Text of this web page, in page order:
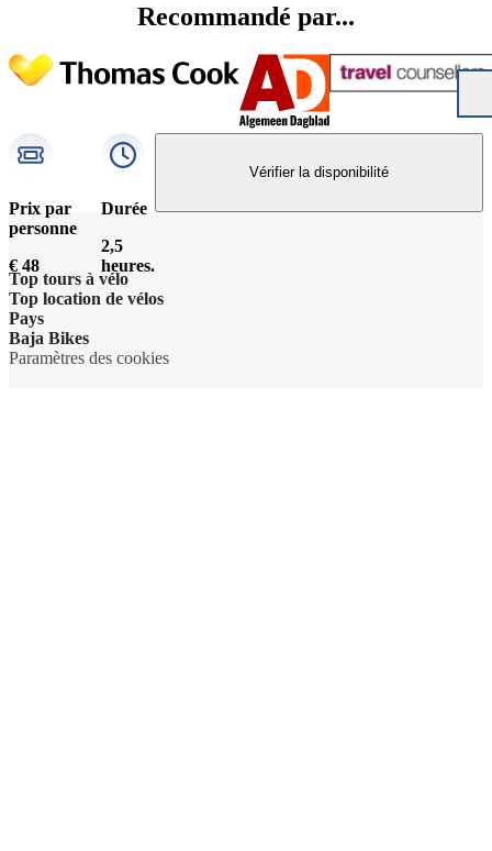
Recommandé par...
Prix par
personne
€ 48
Durée
2,5
heures.
Vérifier la disponibilité
Top tours à vélo
Top location de vélos
Pays
Baja Bikes
Paramètres des cookies